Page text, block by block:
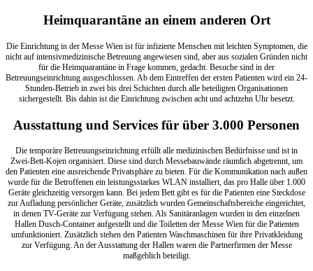
Heimquarantäne an einem anderen Ort
Die Einrichtung in der Messe Wien ist für infizierte Menschen mit leichten Symptomen, die
nicht auf intensivmedizinische Betreuung angewiesen sind, aber aus sozialen Gründen nicht
für die Heimquarantäne in Frage kommen, gedacht. Besuche sind in der
Betreuungseinrichtung ausgeschlossen. Ab dem Eintreffen der ersten Patienten wird ein 24-
Stunden-Betrieb in zwei bis drei Schichten durch alle beteiligten Organisationen
sichergestellt. Bis dahin ist die Einrichtung zwischen acht und achtzehn Uhr besetzt.
Ausstattung und Services für über 3.000 Personen
Die temporäre Betreuungseinrichtung erfüllt alle medizinischen Bedürfnisse und ist in
Zwei-Bett-Kojen organisiert. Diese sind durch Messebauwände räumlich abgetrennt, um
den Patienten eine ausreichende Privatsphäre zu bieten. Für die Kommunikation nach außen
wurde für die Betroffenen ein leistungsstarkes WLAN installiert, das pro Halle über 1.000
Geräte gleichzeitig versorgen kann. Bei jedem Bett gibt es für die Patienten eine Steckdose
zur Aufladung persönlicher Geräte, zusätzlich wurden Gemeinschaftsbereiche eingerichtet,
in denen TV-Geräte zur Verfügung stehen. Als Sanitäranlagen wurden in den einzelnen
Hallen Dusch-Container aufgestellt und die Toiletten der Messe Wien für die Patienten
umfunktioniert. Zusätzlich stehen den Patienten Waschmaschinen für ihre Privatkleidung
zur Verfügung. An der Ausstattung der Hallen waren die Partnerfirmen der Messe
maßgeblich beteiligt.